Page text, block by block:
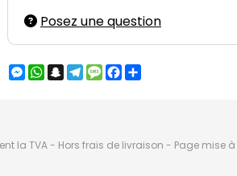
Posez une question
Messenger
WhatsApp
Snapchat
Telegram
MessageFacebook
la TVA - Hors frais de livraison - Page mise